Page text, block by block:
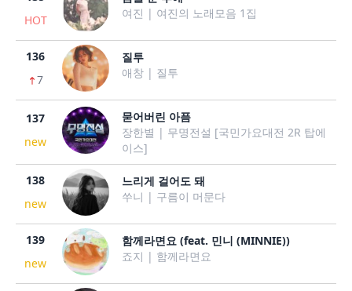
HOT
여진 | 여진의 노래모음 1집
136
7
질투
애창 | 질투
137
new
묻어버린 아픔
장한별 | 무명전설 [국민가요대전 2R 탑에
이스]
138
new
느리게 걸어도 돼
쑤니 | 구름이 머문다
139
new
함께라면요 (feat. 민니 (MINNIE))
죠지 | 함께라면요